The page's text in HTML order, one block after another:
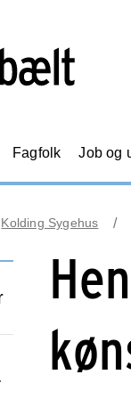
Fagfolk Job og
Kolding Sygehus